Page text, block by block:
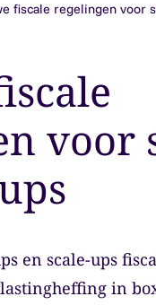
fiscale regelingen voor
voor
en scale-ups
in